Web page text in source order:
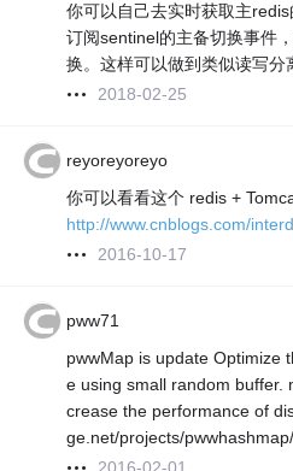
你可以自己去实时获取主
订阅sentinel的主备切换事件
换。这样可以做到类似读写分
2018-02-25
reyoreyoreyo
你可以看看这个 redis +
http://www.cnblogs.com/
2016-10-17
pww71
pwwMap is update Optimize
e using small random buffer.
crease the performance of
ge.net/projects/